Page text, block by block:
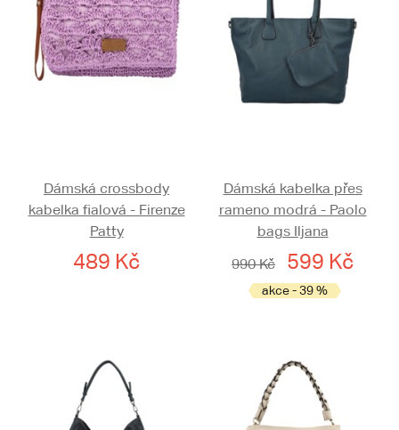
Dámská crossbody
kabelka fialová - Firenze
Patty
489 Kč
Dámská kabelka přes
rameno modrá - Paolo
bags Iljana
990 Kč
599 Kč
akce - 39 %